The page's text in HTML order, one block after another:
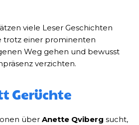
viele Leser Geschichten
trotz einer prominenten
Weg gehen und bewusst
verzichten.
Gerüchte
über Anette Qviberg sucht,